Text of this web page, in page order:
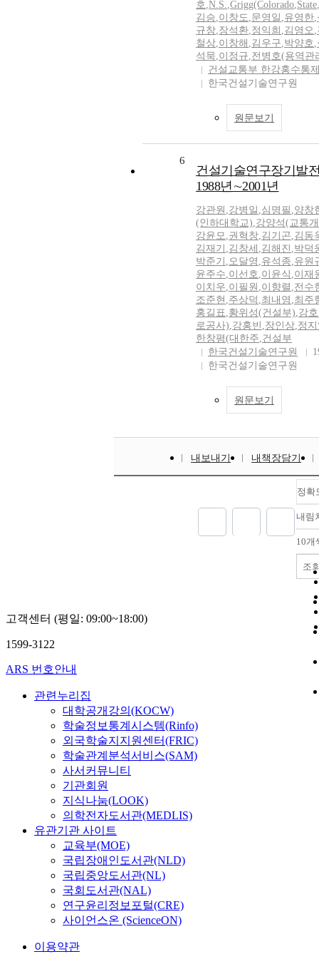
호,N.S.,Grigg(Colorado,State,
김승,이창도,문영일 ,유영한,
규창,장석환,정익희 ,김영오,
철상,이창해 ,김우구,박양호,
석묵,이정규,전병호(용역관
건설교통부 한강홍수통
한국건설기술연구원
원문보기
6
건설기술연구장기발
1988년∼2001년
강관원 ,강병일 ,심명필 ,양창
(인하대학교),강양석(교통
강윤모,권혁창,김기곤,김동
김재기 ,김창세 ,김해진 ,박덕
박준기 ,오달영 ,유석종,유원
윤주수,이선호,이윤식 ,이재
이치우,이필원 ,이향렬 ,전수
조준현 ,주상덕 ,최내영 ,최주
홍길표,황위성(건설부),강
로공사),강홍빈 ,장인상,정
한창평(대한주,건설부
한국건설기술연구원
한국건설기술연구원
원문보기
내보내기 내책장담기
정확
내림
10개
조
고객센터 (평일: 09:00~18:00)
1599-3122
ARS 번호안내
관련누리집
대학공개강의(KOCW)
학술정보통계시스템(Rinfo)
외국학술지지원센터(FRIC)
학술관계분석서비스(SAM)
사서커뮤니티
기관회원
지식나눔(LOOK)
의학전자도서관(MEDLIS)
유관기관 사이트
교육부(MOE)
국립장애인도서관(NLD)
국립중앙도서관(NL)
국회도서관(NAL)
연구윤리정보포털(CRE)
사이언스온 (ScienceON)
이용약관